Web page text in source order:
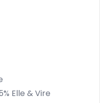
Elle & Vire